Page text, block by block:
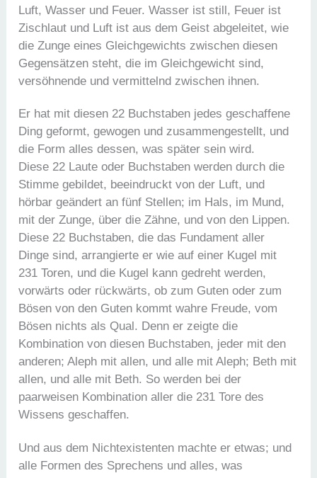
Luft, Wasser und Feuer. Wasser ist still, Feuer ist
Zischlaut und Luft ist aus dem Geist abgeleitet, wie
die Zunge eines Gleichgewichts zwischen diesen
Gegensätzen steht, die im Gleichgewicht sind,
versöhnende und vermittelnd zwischen ihnen.
Er hat mit diesen 22 Buchstaben jedes geschaffene
Ding geformt, gewogen und zusammengestellt, und
die Form alles dessen, was später sein wird.
Diese 22 Laute oder Buchstaben werden durch die
Stimme gebildet, beeindruckt von der Luft, und
hörbar geändert an fünf Stellen; im Hals, im Mund,
mit der Zunge, über die Zähne, und von den Lippen.
Diese 22 Buchstaben, die das Fundament aller
Dinge sind, arrangierte er wie auf einer Kugel mit
231 Toren, und die Kugel kann gedreht werden,
vorwärts oder rückwärts, ob zum Guten oder zum
Bösen von den Guten kommt wahre Freude, vom
Bösen nichts als Qual. Denn er zeigte die
Kombination von diesen Buchstaben, jeder mit den
anderen; Aleph mit allen, und alle mit Aleph; Beth mit
allen, und alle mit Beth. So werden bei der
paarweisen Kombination aller die 231 Tore des
Wissens geschaffen.
Und aus dem Nichtexistenten machte er etwas; und
alle Formen des Sprechens und alles, was